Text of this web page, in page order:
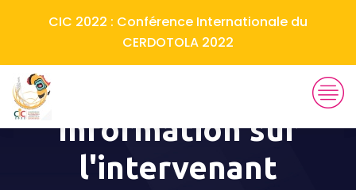
CIC 2022 : Conférence Internationale du
CERDOTOLA 2022
Information sur
l'intervenant